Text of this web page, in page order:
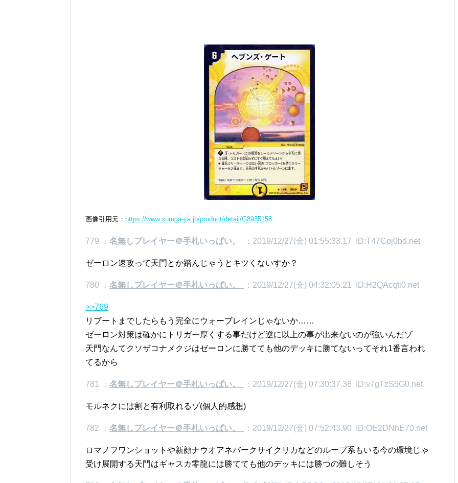
画像引用元： https://www.suruga-ya.jp/product/detail/G8935158
779 ： 名無しプレイヤー＠手札いっぱい。 ：2019/12/27(金) 01:55:33.17 ID:T47Coj0bd.net
ゼーロン速攻って天門とか踏んじゃうとキツくないすか？
780 ： 名無しプレイヤー＠手札いっぱい。 ：2019/12/27(金) 04:32:05.21 ID:H2QAcqti0.net
>>769
リブートまでしたらもう完全にウォーブレインじゃないか……
ゼーロン対策は確かにトリガー厚くする事だけど逆に以上の事が出来ないのが強いんだゾ
天門なんてクソザコナメクジはゼーロンに勝てても他のデッキに勝てないってそれ1番言われ
てるから
781 ： 名無しプレイヤー＠手札いっぱい。 ：2019/12/27(金) 07:30:37.36 ID:v7gTzS5G0.net
モルネクには割と有利取れるゾ(個人的感想)
782 ： 名無しプレイヤー＠手札いっぱい。 ：2019/12/27(金) 07:52:43.90 ID:OE2DNhE70.net
ロマノフワンショットや新顔ナウオアネバークサイクリカなどのループ系もいる今の環境じゃ
受け展開する天門はギャスカ零龍には勝てても他のデッキには勝つの難しそう